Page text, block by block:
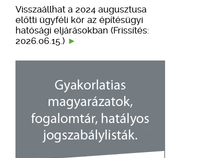
Visszaállhat a 2024 augusztusa
előtti ügyféli kör az építésügyi
hatósági eljárásokban (Frissítés:
2026.06.15.)